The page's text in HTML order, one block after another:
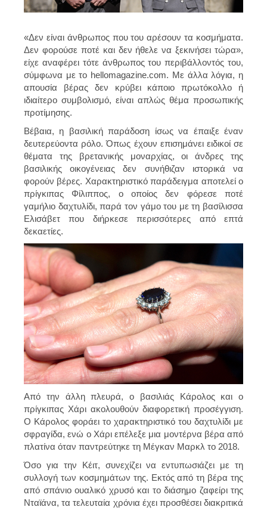
«Δεν είναι άνθρωπος που του αρέσουν τα κοσμήματα.
Δεν φορούσε ποτέ και δεν ήθελε να ξεκινήσει τώρα»,
είχε αναφέρει τότε άνθρωπος του περιβάλλοντός του,
σύμφωνα με το hellomagazine.com. Με άλλα λόγια, η
απουσία βέρας δεν κρύβει κάποιο πρωτόκολλο ή
ιδιαίτερο συμβολισμό, είναι απλώς θέμα προσωπικής
προτίμησης.
Βέβαια, η βασιλική παράδοση ίσως να έπαιξε έναν
δευτερεύοντα ρόλο. Όπως έχουν επισημάνει ειδικοί σε
θέματα της βρετανικής μοναρχίας, οι άνδρες της
βασιλικής οικογένειας δεν συνήθιζαν ιστορικά να
φορούν βέρες. Χαρακτηριστικό παράδειγμα αποτελεί ο
πρίγκιπας Φίλιππος, ο οποίος δεν φόρεσε ποτέ
γαμήλιο δαχτυλίδι, παρά τον γάμο του με τη βασίλισσα
Ελισάβετ που διήρκεσε περισσότερες από επτά
δεκαετίες.
Από την άλλη πλευρά, ο βασιλιάς Κάρολος και ο
πρίγκιπας Χάρι ακολουθούν διαφορετική προσέγγιση.
Ο Κάρολος φοράει το χαρακτηριστικό του δαχτυλίδι με
σφραγίδα, ενώ ο Χάρι επέλεξε μια μοντέρνα βέρα από
πλατίνα όταν παντρεύτηκε τη Μέγκαν Μαρκλ το 2018.
Όσο για την Κέιτ, συνεχίζει να εντυπωσιάζει με τη
συλλογή των κοσμημάτων της. Εκτός από τη βέρα της
από σπάνιο ουαλικό χρυσό και το διάσημο ζαφείρι της
Νταϊάνα, τα τελευταία χρόνια έχει προσθέσει διακριτικά